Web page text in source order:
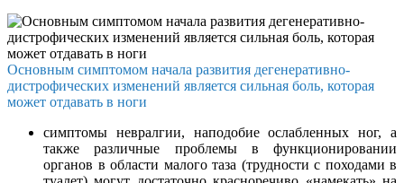
Основным симптомом начала развития дегенеративно-
дистрофических изменений является сильная боль, которая
может отдавать в ноги
симптомы невралгии, наподобие ослабленных ног, а
также различные проблемы в функционировании
органов в области малого таза (трудности с походами в